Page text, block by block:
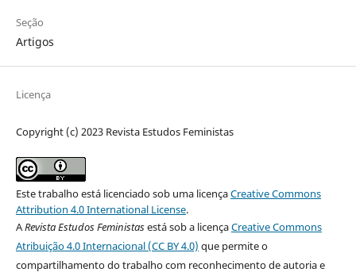
Seção
Artigos
Licença
Copyright (c) 2023 Revista Estudos Feministas
Este trabalho está licenciado sob uma licençaCreative Commons
Attribution 4.0 International License.
ARevista Estudos Feministasestá sob a licençaCreative Commons
Atribuição 4.0 Internacional (CC BY 4.0) que permite o
compartilhamento do trabalho com reconhecimento de autoria e